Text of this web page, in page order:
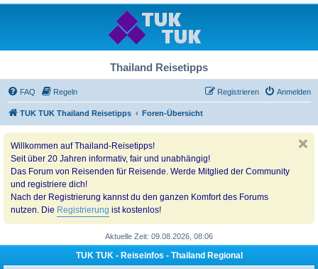
Thailand Reisetipps
FAQ Regeln Anmelden
Registrieren
TUK TUK Thailand Reisetipps Foren-Übersicht
Willkommen auf Thailand-Reisetipps!
Seit über 20 Jahren informativ, fair und unabhängig!
Das Forum von Reisenden für Reisende. Werde Mitglied der Community
und registriere dich!
Nach der Registrierung kannst du den ganzen Komfort des Forums
nutzen. Die Registrierung ist kostenlos!
Aktuelle Zeit: 09.08.2026, 08:06
TUK TUK - Reiseinfos - Thailand Regional